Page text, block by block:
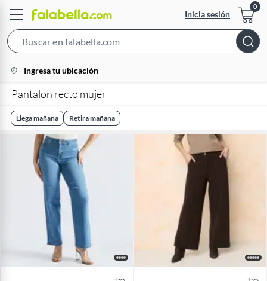
Inicia sesión
Bar
location-
icon
Ingresa tu ubicación
Pantalon recto mujer
Llega mañana Retira mañana